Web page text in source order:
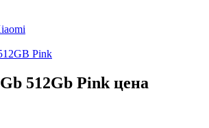
Pink
512Gb Pink цена